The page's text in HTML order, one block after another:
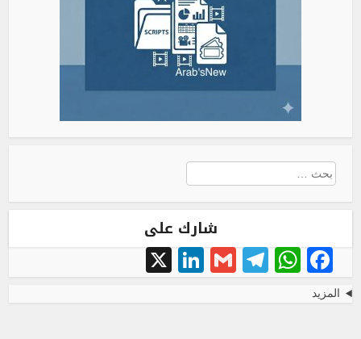
البحث
عن:
شارك على
Facebook
WhatsApp
Telegram
Gmail
LinkedIn
المزيد